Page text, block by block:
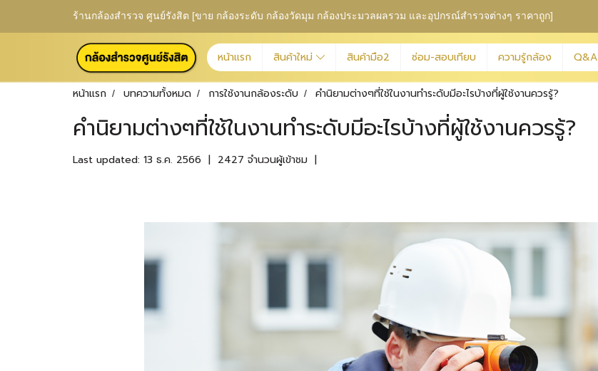
ร้านกล้องสำรวจ ศูนย์รังสิต [ขาย กล้องระดับ กล้องวัดมุม กล้องประมวลผลรวม และอุปกรณ์สำรวจต่างๆ ราคาถูก]
หน้าแรก สินค้าใหม่ สินค้ามือ2 ซ่อม-สอบเทียบ ความรู้กล้อง Q&A
หน้าแรก บทความทั้งหมด การใช้งานกล้องระดับ คำนิยามต่างๆที่ใช้ในงานทำระดับมีอะไรบ้างที่ผู้ใช้งานควรรู้?
คำนิยามต่างๆที่ใช้ในงานทำระดับมีอะไรบ้างที่ผู้ใช้งานควรรู้?
Last updated: 13 ธ.ค. 2566 | 2427 จำนวนผู้เข้าชม |